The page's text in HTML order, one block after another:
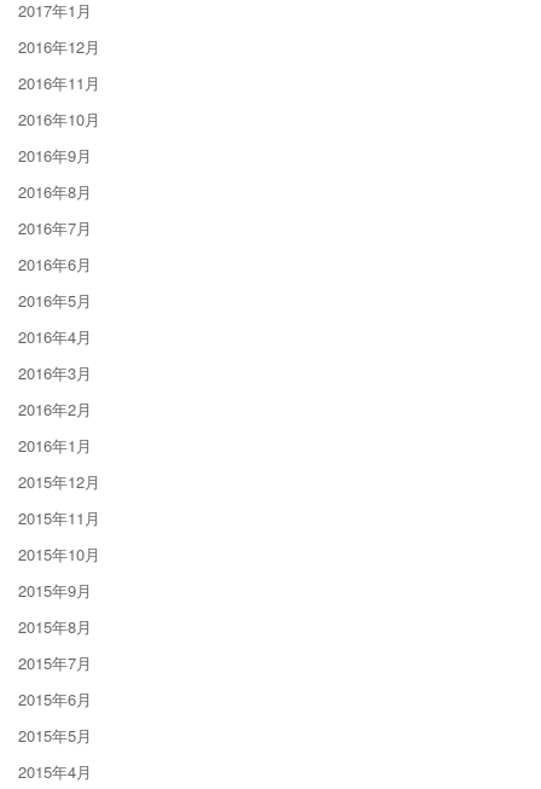
2017年1月
2016年12月
2016年11月
2016年10月
2016年9月
2016年8月
2016年7月
2016年6月
2016年5月
2016年4月
2016年3月
2016年2月
2016年1月
2015年12月
2015年11月
2015年10月
2015年9月
2015年8月
2015年7月
2015年6月
2015年5月
2015年4月